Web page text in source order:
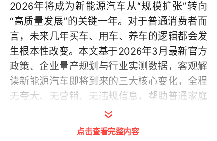
2026年将成为新能源汽车从“规模扩张”转向
“高质量发展”的关键一年。对于普通消费者而
言，未来几年买车、用车、养车的逻辑都会发
生根本性改变。本文基于2026年3月最新官方
政策、企业量产规划与行业实测数据，客观解
读新能源汽车即将到来的三大核心变化，全程
无夸大、无营销、无违规信息，帮助普通家庭
更清晰地判断购车时机与选择方向。
一、政策全面定型：补贴退坡但标准提升，购
点击查看完整内容